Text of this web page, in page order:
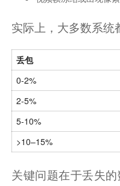
实际上，大多数系统
丢包
0-2%
2-5%
5-10%
>10–15%
关键问题在于丢失的